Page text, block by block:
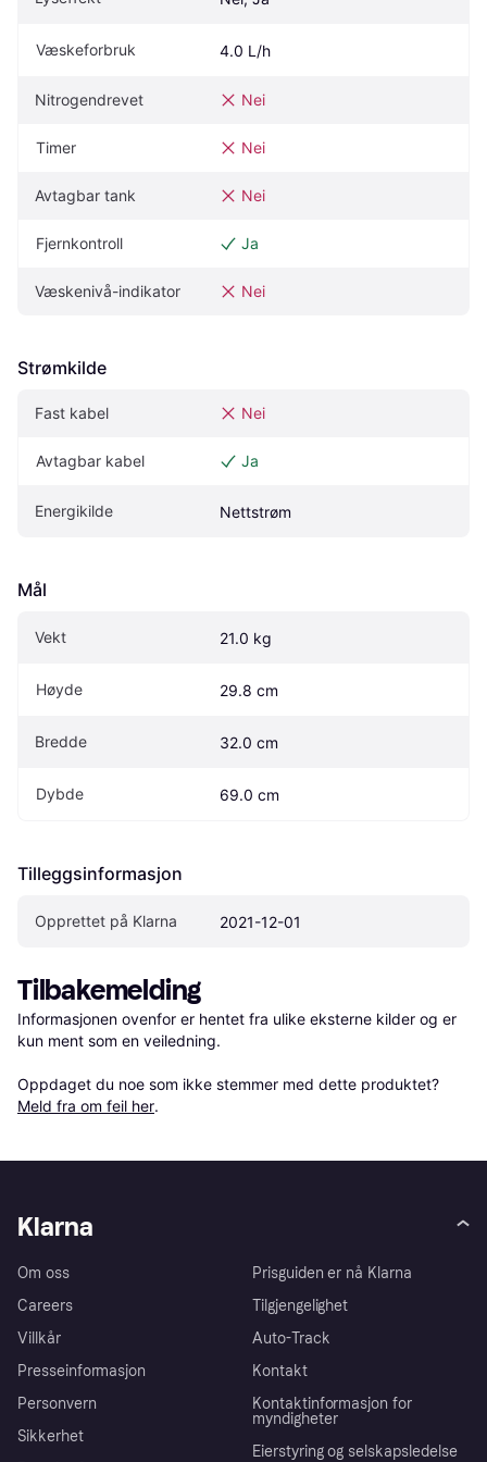
Væskeforbruk 4.0 L/h
Nitrogendrevet Nei
Timer Nei
Avtagbar tank Nei
Fjernkontroll Ja
Væskenivå-indikator Nei
Strømkilde
Fast kabel Nei
Avtagbar kabel Ja
Energikilde Nettstrøm
Mål
Vekt 21.0 kg
Høyde 29.8 cm
Bredde 32.0 cm
Dybde 69.0 cm
Tilleggsinformasjon
Opprettet på Klarna 2021-12-01
Tilbakemelding
Informasjonen ovenfor er hentet fra ulike eksterne kilder og er
kun ment som en veiledning.
Oppdaget du noe som ikke stemmer med dette produktet?
Meld fra om feil her.
Klarna
Om oss
Careers
Villkår
Presseinformasjon
Personvern
Sikkerhet
Prisguiden er nå Klarna
Tilgjengelighet
Auto-Track
Kontakt
Kontaktinformasjon for
myndigheter
Eierstyring og selskapsledelse